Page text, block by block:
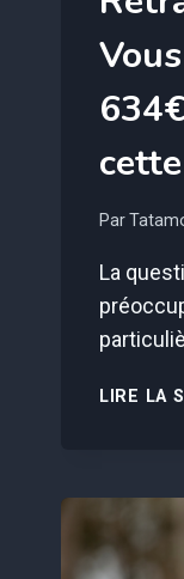
Par
La
LIRE LA